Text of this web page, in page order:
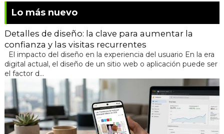
Lo más nuevo
Detalles de diseño: la clave para aumentar la
confianza y las visitas recurrentes
El impacto del diseño en la experiencia del usuario En la era
digital actual, el diseño de un sitio web o aplicación puede ser
el factor d...